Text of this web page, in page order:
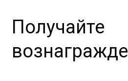
Получайте